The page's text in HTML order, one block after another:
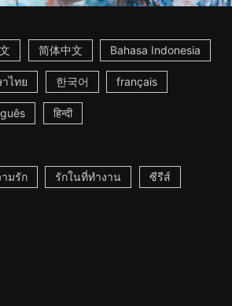
简体中文 Bahasa Indonesia
ไทย 한국어 français
हिन्दी
มรัก รักในที่ทำงาน ซีรีส์